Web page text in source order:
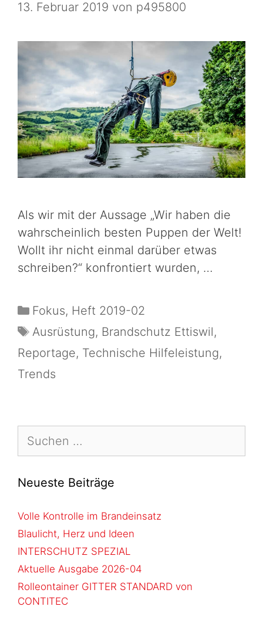
13. Februar 2019 von p495800
Als wir mit der Aussage „Wir haben die
wahrscheinlich besten Puppen der Welt!
Wollt ihr nicht einmal darüber etwas
schreiben?“ konfrontiert wurden, …
Fokus, Heft 2019-02
Ausrüstung, Brandschutz Ettiswil,
Reportage, Technische Hilfeleistung,
Trends
Neueste Beiträge
Volle Kontrolle im Brandeinsatz
Blaulicht, Herz und Ideen
INTERSCHUTZ SPEZIAL
Aktuelle Ausgabe 2026-04
Rolleontainer GITTER STANDARD von
CONTITEC